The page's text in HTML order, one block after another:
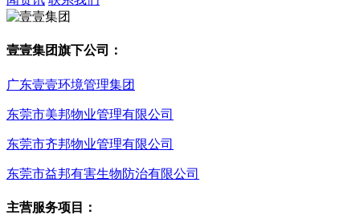
壹壹集团旗下公司：
广东壹壹环境管理集团
东莞市美邦物业管理有限公司
东莞市齐邦物业管理有限公司
东莞市益邦有害生物防治有限公司
主营服务项目：